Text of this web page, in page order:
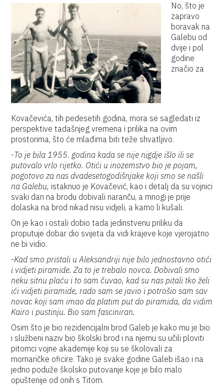
No, što je
zapravo
boravak na
Galebu od
dvije i pol
godine
značio za
Kovačevića, tih pedesetih godina, mora se sagledati iz
perspektive tadašnjeg vremena i prilika na ovim
prostorima, što će mlađima biti teže shvatljivo.
-To je bila 1955. godina kada se nije nigdje išlo ili se
putovalo vrlo rijetko. Otići u inozemstvo bio je pojam,
pogotovo za nas dvadesetogodišnjake koji smo se našli
na Galebu, istaknuo je Kovačević, kao i detalj da su vojnici
svaki dan na brodu dobivali naranču, a mnogi je prije
dolaska na brod nikad nisu vidjeli, a kamo li kušali.
On je kao i ostali dobio tada jedinstvenu priliku da
proputuje dobar dio svijeta da vidi krajeve koje vjerojatno
ne bi vidio.
-Kad smo pristali u Aleksandriji nije bilo jednostavno otići
i vidjeti piramide. Za to je trebalo novca. Dobivali smo
neku sitnu plaću i to sam čuvao, kad su nas pitali tko želi
ići vidjeti piramide, rado sam se javio i potrošio sam sav
novac koji sam imao da platim put do piramida, da vidim
Kairo i pustinju. Bio sam fasciniran.
Osim što je bio rezidencijalni brod Galeb je kako mu je bio
i službeni naziv bio školski brod i na njemu su učili ploviti
pitomci vojne akademije koji su se školovali za
mornaričke oficire. Tako je svake godine Galeb išao i na
jedno poduže školsko putovanje koje je bilo malo
opuštenije od onih s Titom.